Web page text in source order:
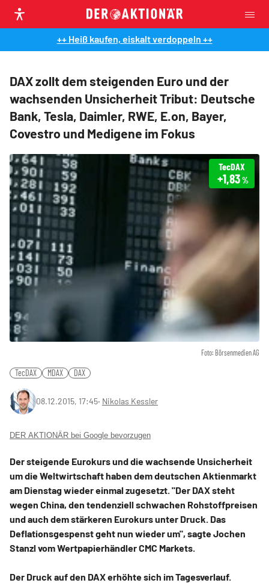
++ Heiß kaufen, eiskalt verdoppeln ++
DAX zollt dem steigenden Euro und der
wachsenden Unsicherheit Tribut: Deutsche
Bank, Tesla, Daimler, RWE, E.on, Bayer,
Covestro und Medigene im Fokus
Foto: Börsenmedien AG
TecDAX
+1,83%
TecDAX MDAX DAX
08.12.2015, 17:45‧ Nikolas Kessler
DER AKTIONÄR bei Google bevorzugen
Der steigende Eurokurs und die wachsende Unsicherheit
um die Weltwirtschaft haben dem deutschen Aktienmarkt
am Dienstag wieder einmal zugesetzt. "Der DAX steht
wegen China, den tendenziell schwachen Rohstoffpreisen
und auch dem stärkeren Eurokurs unter Druck. Das
Deflationsgespenst geht nun wieder um", sagte Jochen
Stanzl vom Wertpapierhändler CMC Markets.
Der Druck auf den DAX erhöhte sich im Tagesverlauf.